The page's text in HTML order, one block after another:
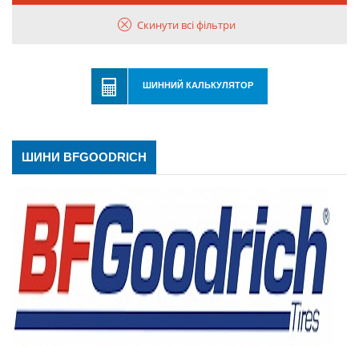
Скинути всі фільтри
ШИННИЙ КАЛЬКУЛЯТОР
ШИНИ BFGOODRICH